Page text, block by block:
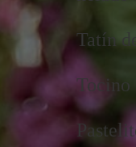
Tatín
Tocino